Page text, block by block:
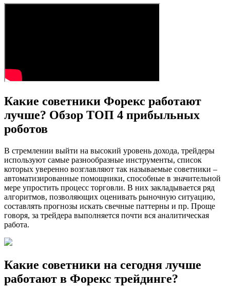
Какие советники Форекс работают
лучше? Обзор ТОП 4 прибыльных
роботов
В стремлении выйти на высокий уровень дохода, трейдеры
используют самые разнообразные инструменты, список
которых уверенно возглавляют так называемые советники –
автоматизированные помощники, способные в значительной
мере упростить процесс торговли. В них закладывается ряд
алгоритмов, позволяющих оценивать рыночную ситуацию,
составлять прогнозы искать свечные паттерны и пр. Проще
говоря, за трейдера выполняется почти вся аналитическая
работа.
Какие советники на сегодня лучше
работают в Форекс трейдинге?